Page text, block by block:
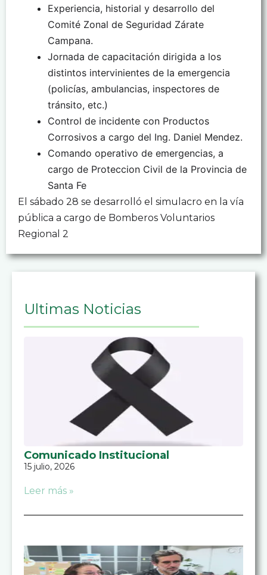
Experiencia, historial y desarrollo del
Comité Zonal de Seguridad Zárate
Campana.
Jornada de capacitación dirigida a los
distintos intervinientes de la emergencia
(policías, ambulancias, inspectores de
tránsito, etc.)
Control de incidente con Productos
Corrosivos a cargo del Ing. Daniel Mendez.
Comando operativo de emergencias, a
cargo de Proteccion Civil de la Provincia de
Santa Fe
El sábado 28 se desarrolló el simulacro en la vía
pública a cargo de Bomberos Voluntarios
Regional 2
Ultimas Noticias
Comunicado Institucional
15 julio, 2026
Leer más »